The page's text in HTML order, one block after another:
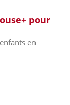
pour
en